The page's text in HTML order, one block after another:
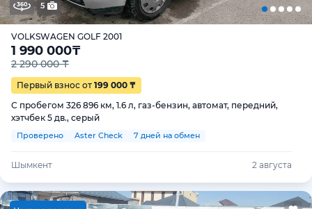
5
VOLKSWAGEN GOLF 2001
1 990 000₸
2 290 000 ₸
Первый взнос от 199 000 ₸
С пробегом 326 896 км, 1.6 л, газ-бензин, автомат, передний,
хэтчбек 5 дв., серый
Проверено Aster Check 7 дней на обмен
Шымкент 2 августа